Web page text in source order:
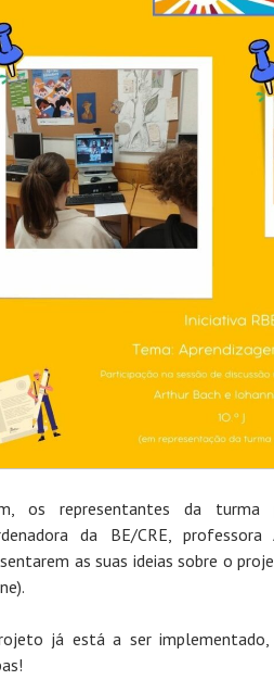
os representantes da
da BE/CRE,
as suas ideias sobre o
já está a ser